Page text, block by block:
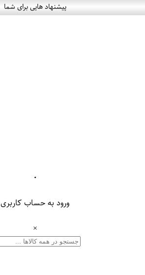
پیشنهاد هایی برای شما
۰
ورود به حساب کاربری
×